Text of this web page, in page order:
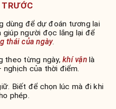
dùng để dự đoán tương lai
giúp người đọc lắng lại để
thái của ngày.
theo từng ngày, khí vậnlà
nghịch của thời điểm.
Biết để chọn lúc mà đi khi
phép.